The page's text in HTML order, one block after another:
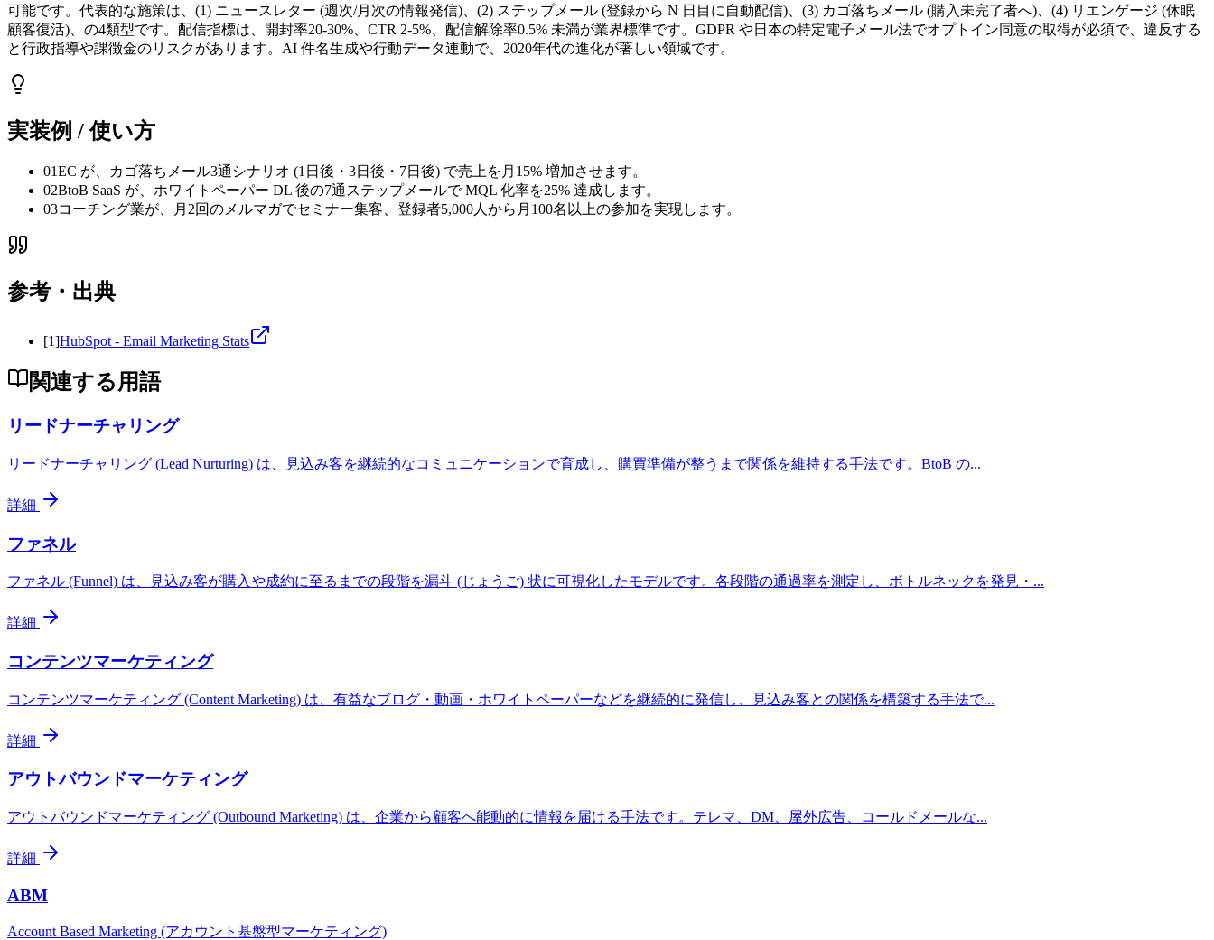
可能です。代表的な施策は、(1) ニュースレター (週次/月次の情報発信)、(2) ステップメール (登録から N 日目に自動配信)、(3) カゴ落ちメール (購入未完了者へ)、(4) リエンゲージ (休眠
顧客復活)、の4類型です。配信指標は、開封率20-30%、CTR 2-5%、配信解除率0.5% 未満が業界標準です。GDPR や日本の特定電子メール法でオプトイン同意の取得が必須で、違反する
と行政指導や課徴金のリスクがあります。AI 件名生成や行動データ連動で、2020年代の進化が著しい領域です。
実装例 / 使い方
01EC が、カゴ落ちメール3通シナリオ (1日後・3日後・7日後) で売上を月15% 増加させます。
02BtoB SaaS が、ホワイトペーパー DL 後の7通ステップメールで MQL 化率を25% 達成します。
03コーチング業が、月2回のメルマガでセミナー集客、登録者5,000人から月100名以上の参加を実現します。
参考・出典
[1]HubSpot - Email Marketing Stats
関連する用語
リードナーチャリング
リードナーチャリング (Lead Nurturing) は、見込み客を継続的なコミュニケーションで育成し、購買準備が整うまで関係を維持する手法です。BtoB の...
詳細
ファネル
ファネル (Funnel) は、見込み客が購入や成約に至るまでの段階を漏斗 (じょうご) 状に可視化したモデルです。各段階の通過率を測定し、ボトルネックを発見・ ...
詳細
コンテンツマーケティング
コンテンツマーケティング (Content Marketing) は、有益なブログ・動画・ホワイトペーパーなどを継続的に発信し、見込み客との関係を構築する手法で...
詳細
アウトバウンドマーケティング
アウトバウンドマーケティング (Outbound Marketing) は、企業から顧客へ能動的に情報を届ける手法です。テレマ、DM、屋外広告、コールドメールな...
詳細
ABM
Account Based Marketing (アカウント基盤型マーケティング)